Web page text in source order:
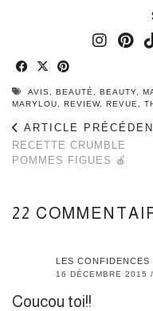
AVIS BEAUTÉ BEAUTY
MARYLOU
REVIEW, REVUE
ARTICLE
RECETTE CRUMBLE
POMMES FIGUES 🍎
22
LES
16 DÉCEMBRE 2015
Coucou toi!!